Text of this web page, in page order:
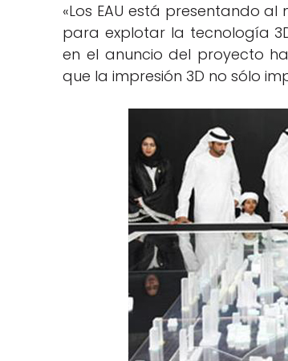
«Los EAU está presentando
para explotar la tecnología
en el anuncio del proyecto
que la impresión 3D no sólo